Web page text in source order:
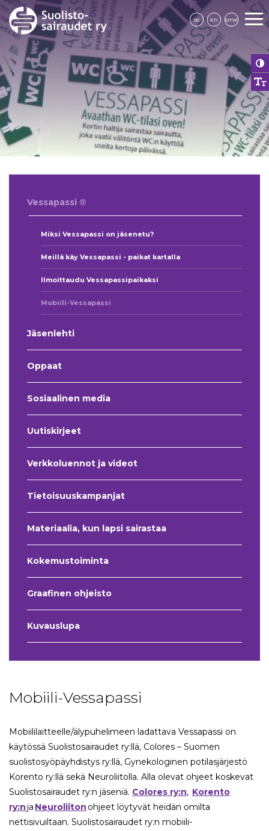
se en sme
Vessapassi ®
Miksi Vessapassi on jäsenetu?
Meillä käy Vessapassi - paikat kartalla
Ilmoittaudu Vessapassipaikaksi
Mobiili-Vessapassi
Jäsenlehti
Oppaat
Sosiaalinen media
Uutiskirjeet
Verkkoluennot ja videot
Tietoisuuskampanjat
Materiaalia, kun lapsi sairastaa
Kokemustoiminta
Graafinen ohjeisto
Kuvauslupa
Mobiili-Vessapassi
Mobiililaitteelle/älypuhelimeen ladattava Vessapassi on
käytössä Suolistosairaudet ry:llä, Colores – Suomen
suolistosyöpäyhdistys ry:llä, Gynekologinen potilasjärjestö
Korento ry:llä sekä Neuroliitolla. Alla olevat ohjeet koskevat
Suolistosairaudet ry:n jäseniä. Colores ry:n, Korento
ry:nja Neuroliiton ohjeet löytyvät heidän omilta
nettisivuiltaan. Suolistosairaudet ry:n mobiili-